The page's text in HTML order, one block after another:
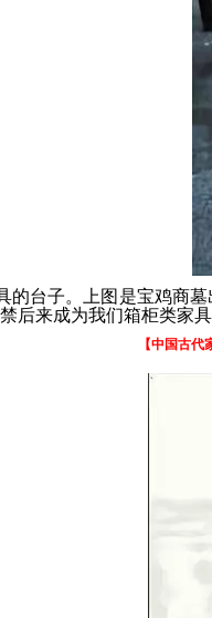
子。上图是宝鸡商墓
后来成为我们箱柜类家具
【中国古